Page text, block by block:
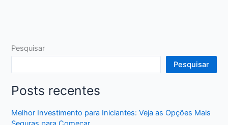
Pesquisar
Pesquisar
Posts recentes
Melhor Investimento para Iniciantes: Veja as Opções Mais